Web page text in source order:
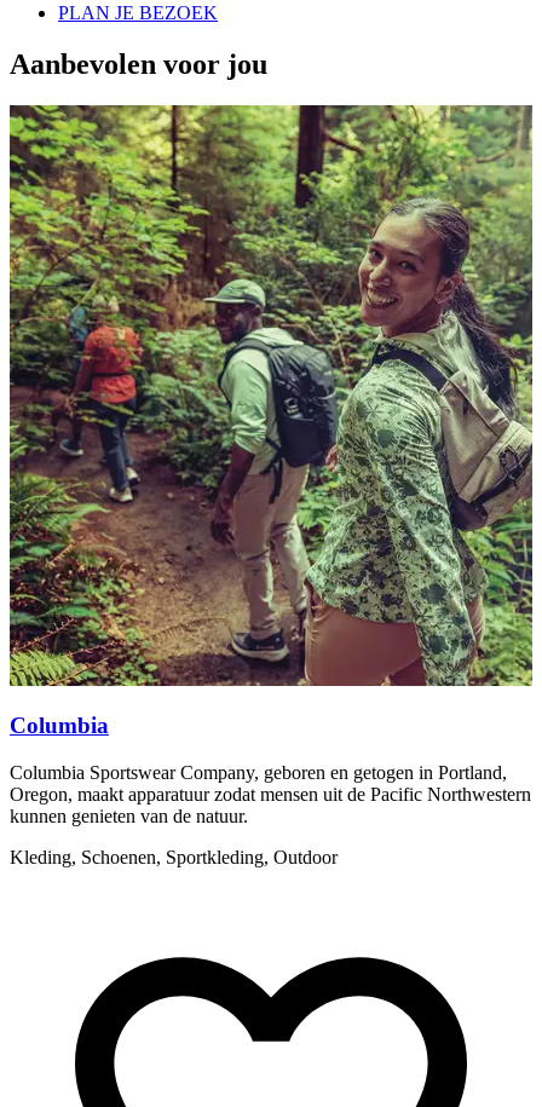
PLAN JE BEZOEK
Aanbevolen voor jou
Columbia
Columbia Sportswear Company, geboren en getogen in Portland,
Oregon, maakt apparatuur zodat mensen uit de Pacific Northwestern
kunnen genieten van de natuur.
Kleding, Schoenen, Sportkleding, Outdoor